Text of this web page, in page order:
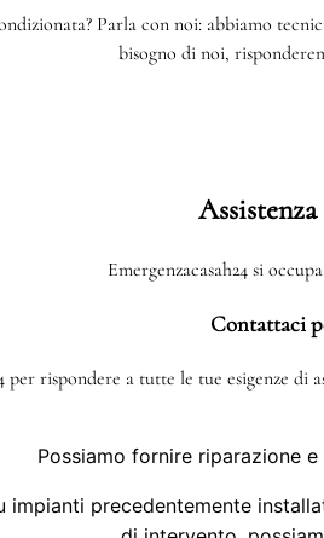
Parla con noi: abbiamo
bisogno di noi,
Emergenzacasah24 si
Contattaci
per rispondere a tutte le tue esigenze
Possiamo fornire riparazione
impianti precedentemente